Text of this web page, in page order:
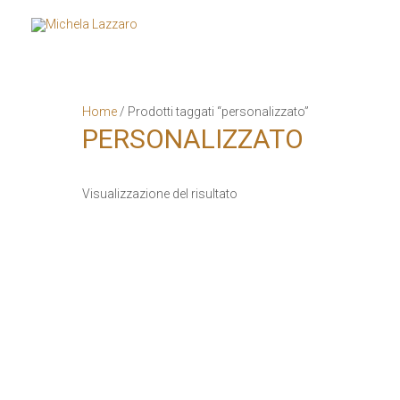
Home / Prodotti taggati “personalizzato”
PERSONALIZZATO
Visualizzazione del risultato